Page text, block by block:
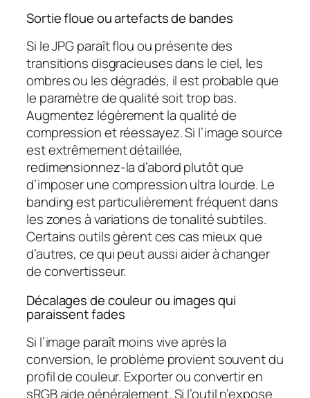
Sortie floue ou artefacts de bandes
Si le JPG paraît flou ou présente des
transitions disgracieuses dans le ciel, les
ombres ou les dégradés, il est probable que
le paramètre de qualité soit trop bas.
Augmentez légèrement la qualité de
compression et réessayez. Si l’image source
est extrêmement détaillée,
redimensionnez-la d’abord plutôt que
d’imposer une compression ultra lourde. Le
banding est particulièrement fréquent dans
les zones à variations de tonalité subtiles.
Certains outils gèrent ces cas mieux que
d’autres, ce qui peut aussi aider à changer
de convertisseur.
Décalages de couleur ou images qui
paraissent fades
Si l’image paraît moins vive après la
conversion, le problème provient souvent du
profil de couleur. Exporter ou convertir en
sRGB aide généralement. Si l’outil n’expose